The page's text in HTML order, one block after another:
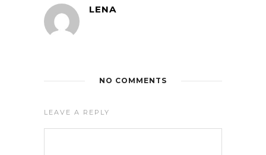
LENA
NO COMMENTS
LEAVE A REPLY